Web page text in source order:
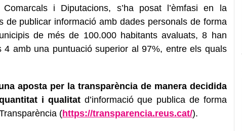
i Diputacions, s’ha posat l’èmfasi en la
de publicar informació amb dades personals de forma
de més de 100.000 habitants avaluats, 8 han
4 amb una puntuació superior al 97%, entre els quals
aposta per la transparència de manera decidida
i qualitatd’informació que publica de forma
(https://transparencia.reus.cat/).